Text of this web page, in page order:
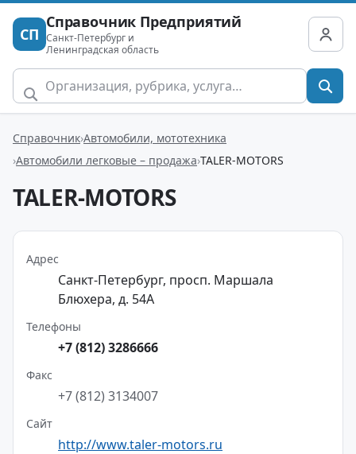
СП
Справочник Предприятий
Санкт-Петербург и
Ленинградская область
Справочник Автомобили, мототехника
Автомобили легковые – продажа TALER-MOTORS
TALER-MOTORS
Адрес
Санкт-Петербург, просп. Маршала
Блюхера, д. 54А
Телефоны
+7 (812) 3286666
Факс
+7 (812) 3134007
Сайт
http://www.taler-motors.ru